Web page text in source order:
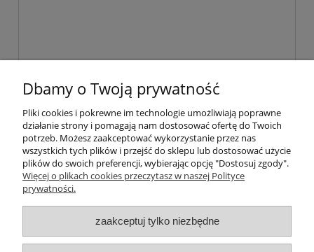
Pomoc
Moje konto
Informacje
Dbamy o Twoją prywatność
Pliki cookies i pokrewne im technologie umożliwiają poprawne
działanie strony i pomagają nam dostosować ofertę do Twoich
potrzeb. Możesz zaakceptować wykorzystanie przez nas
wszystkich tych plików i przejść do sklepu lub dostosować użycie
plików do swoich preferencji, wybierając opcję "Dostosuj zgody".
Więcej o plikach cookies przeczytasz w naszej Polityce
prywatności.
zaakceptuj tylko niezbędne